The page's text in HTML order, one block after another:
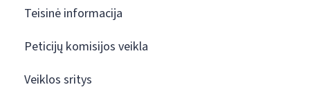
Teisinė informacija
Peticijų komisijos veikla
Veiklos sritys